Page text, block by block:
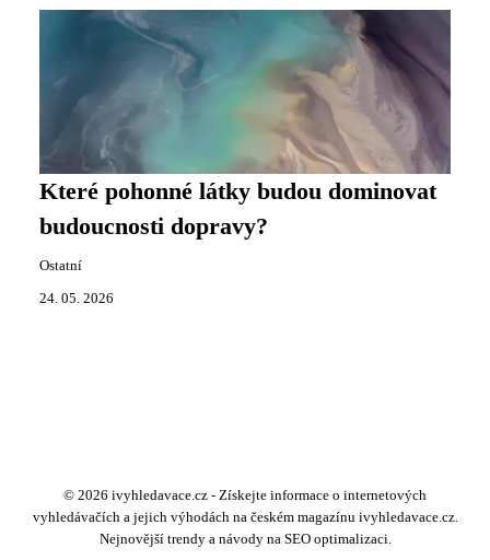
Které pohonné látky budou dominovat
budoucnosti dopravy?
Ostatní
24. 05. 2026
© 2026 ivyhledavace.cz - Získejte informace o internetových
vyhledávačích a jejich výhodách na českém magazínu ivyhledavace.cz.
Nejnovější trendy a návody na SEO optimalizaci.